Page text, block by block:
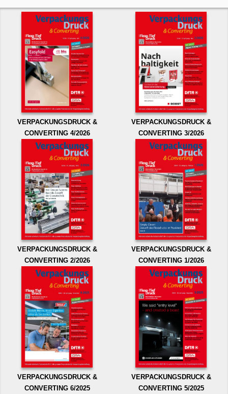
VERPACKUNGSDRUCK &
CONVERTING 4/2026
VERPACKUNGSDRUCK &
CONVERTING 3/2026
VERPACKUNGSDRUCK &
CONVERTING 2/2026
VERPACKUNGSDRUCK &
CONVERTING 1/2026
VERPACKUNGSDRUCK &
CONVERTING 6/2025
VERPACKUNGSDRUCK &
CONVERTING 5/2025